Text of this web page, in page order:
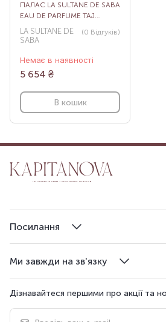
ПАЛАС LA SULTANE DE SABA
EAU DE PARFUME TAJ
PALACE, 100 МЛ
LA SULTANE DE
SABA
(0 Відгуків)
Немає в наявності
5 654 ₴
В кошик
Ми завжди на зв'язку
Посилання
Дізнавайтеся першими про акції та